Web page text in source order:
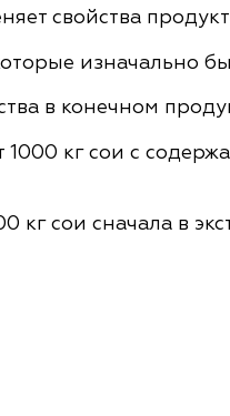
свойства
изначально
в конечном
кг сои с
кг сои сначала в